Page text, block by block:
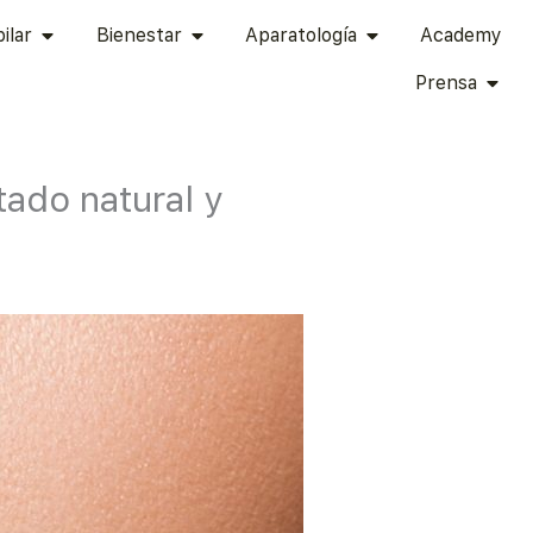
ÍNTIMA
ABRIR CAPILAR
Bienestar ABRIR BIENESTAR
Aparatología ABRIRAcademy
Prensa
natural y